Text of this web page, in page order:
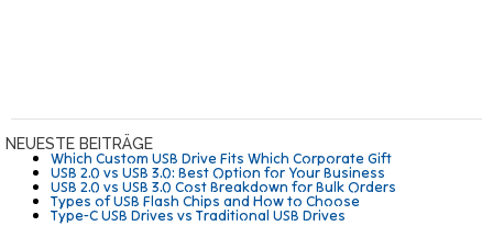
NEUESTE BEITRÄGE
Which Custom USB Drive Fits Which Corporate Gift
USB 2.0 vs USB 3.0: Best Option for Your Business
USB 2.0 vs USB 3.0 Cost Breakdown for Bulk Orders
Types of USB Flash Chips and How to Choose
Type-C USB Drives vs Traditional USB Drives